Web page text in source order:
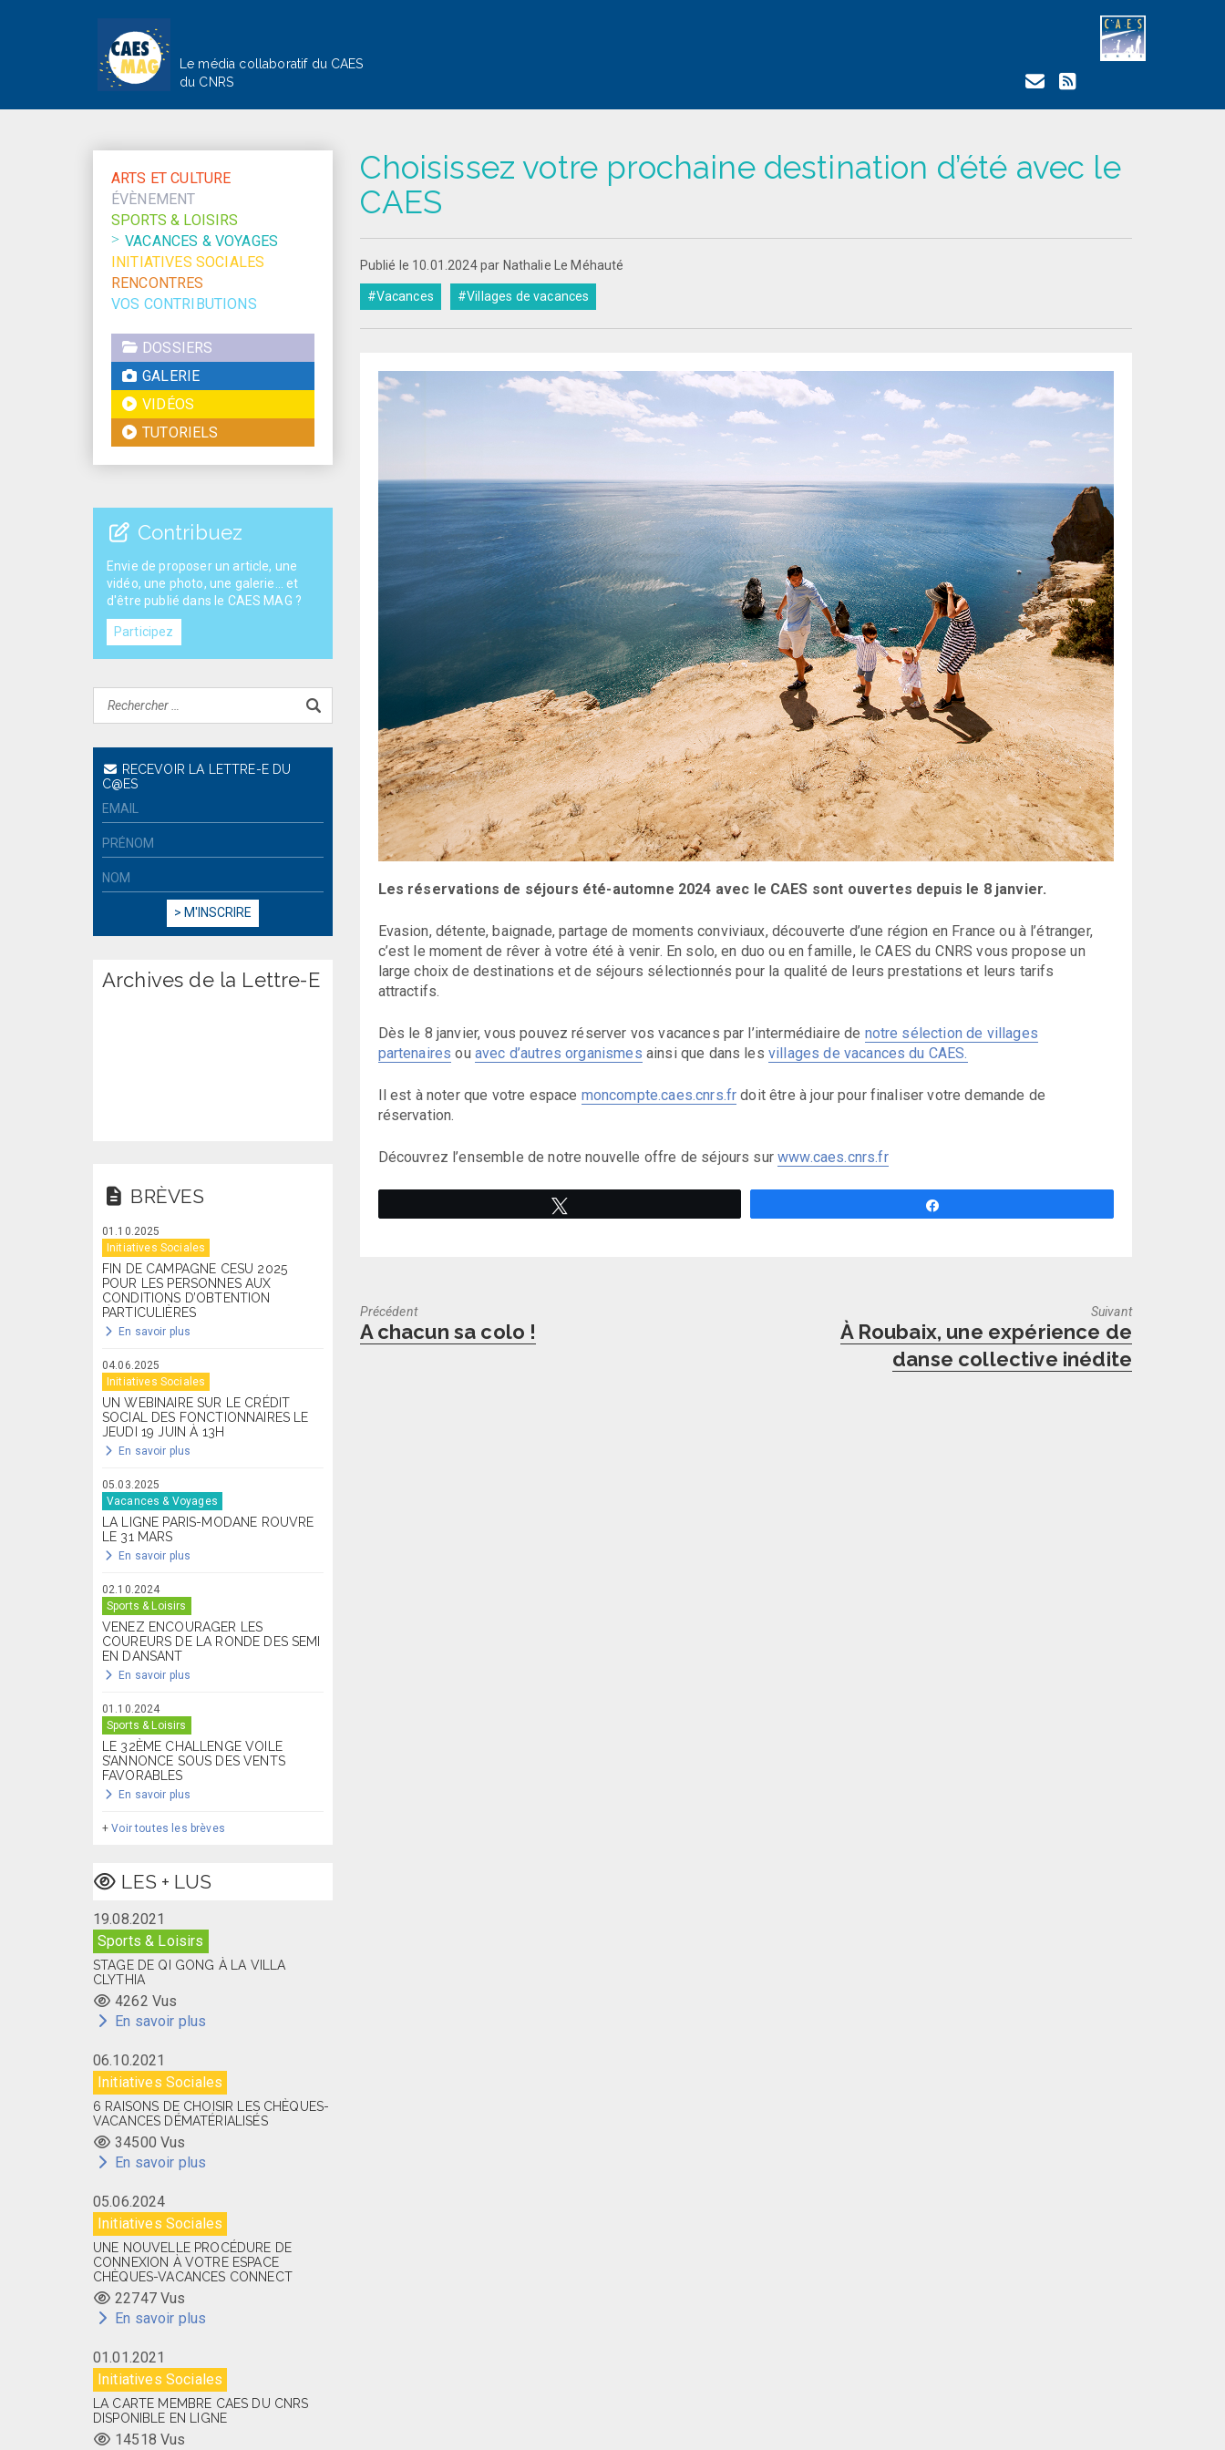
Le média collaboratif du CAES
du CNRS
Choisissez votre prochaine destination d’été avec le
CAES
Publié le 10.01.2024 par Nathalie Le Méhauté
#Vacances #Villages de vacances
Les réservations de séjours été-automne 2024 avec le CAES sont ouvertes depuis le 8 janvier.
Evasion, détente, baignade, partage de moments conviviaux, découverte d’une région en France ou à l’étranger,
c’est le moment de rêver à votre été à venir. En solo, en duo ou en famille, le CAES du CNRS vous propose un
large choix de destinations et de séjours sélectionnés pour la qualité de leurs prestations et leurs tarifs
attractifs.
Dès le 8 janvier, vous pouvez réserver vos vacances par l’intermédiaire de notre sélection de villages
partenaires ou avec d’autres organismes ainsi que dans les villages de vacances du CAES.
Il est à noter que votre espace moncompte.caes.cnrs.fr doit être à jour pour finaliser votre demande de
réservation.
Découvrez l’ensemble de notre nouvelle offre de séjours surwww.caes.cnrs.fr
Précédent
Previous
post:
A chacun sa colo !
Suivant
Next
post:
À Roubaix, une expérience de
danse collective inédite
ARTS ET CULTURE
ÉVÈNEMENT
SPORTS & LOISIRS
VACANCES & VOYAGES
INITIATIVES SOCIALES
RENCONTRES
VOS CONTRIBUTIONS
DOSSIERS
GALERIE
VIDÉOS
TUTORIELS
Contribuez
Envie de proposer un article, une
vidéo, une photo, une galerie... et
d'être publié dans le CAES MAG ?
Participez
RECEVOIR LA LETTRE-E DU
C@ES
Archives de la Lettre-E
BRÈVES
01.10.2025
Initiatives Sociales
FIN DE CAMPAGNE CESU 2025
POUR LES PERSONNES AUX
CONDITIONS D’OBTENTION
PARTICULIÈRES
En savoir plus
04.06.2025
Initiatives Sociales
UN WEBINAIRE SUR LE CRÉDIT
SOCIAL DES FONCTIONNAIRES LE
JEUDI 19 JUIN À 13H
En savoir plus
05.03.2025
Vacances & Voyages
LA LIGNE PARIS-MODANE ROUVRE
LE 31 MARS
En savoir plus
02.10.2024
Sports & Loisirs
VENEZ ENCOURAGER LES
COUREURS DE LA RONDE DES SEMI
EN DANSANT
En savoir plus
01.10.2024
Sports & Loisirs
LE 32ÈME CHALLENGE VOILE
S’ANNONCE SOUS DES VENTS
FAVORABLES
En savoir plus
+Voir toutes les brèves
LES + LUS
19.08.2021
Sports & Loisirs
STAGE DE QI GONG À LA VILLA
CLYTHIA
4262 Vus
En savoir plus
06.10.2021
Initiatives Sociales
6 RAISONS DE CHOISIR LES CHÈQUES-
VACANCES DÉMATÉRIALISÉS
34500 Vus
En savoir plus
05.06.2024
Initiatives Sociales
UNE NOUVELLE PROCÉDURE DE
CONNEXION À VOTRE ESPACE
CHÈQUES-VACANCES CONNECT
22747 Vus
En savoir plus
01.01.2021
Initiatives Sociales
LA CARTE MEMBRE CAES DU CNRS
DISPONIBLE EN LIGNE
14518 Vus